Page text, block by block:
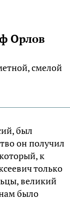
Орлов
смелой
был
он получил
к
только
великий
было